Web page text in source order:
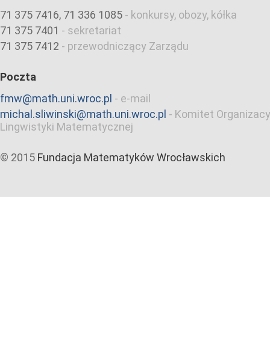
71 375 7416, 71 336 1085 - konkursy, obozy, kółka
71 375 7401 - sekretariat
71 375 7412 - przewodniczący Zarządu
Poczta
fmw@math.uni.wroc.pl - e-mail
michal.sliwinski@math.uni.wroc.pl - Komitet
Lingwistyki Matematycznej
© 2015 Fundacja Matematyków Wrocławskich